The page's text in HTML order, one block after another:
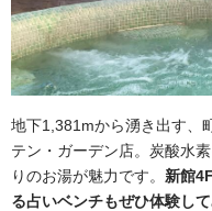
地下1,381mから湧き出す、
テン・ガーデン店。炭酸水
りのお湯が魅力です。 新館
る占いベンチもぜひ体験して